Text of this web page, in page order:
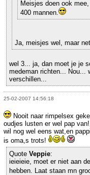
Meisjes doen ook
400 mannen.
Ja, meisjes wel, maar
wel 3... ja, dan moet je je
medeman richten... Nou...
verschillen...
25-02-2007 14:56:18
Nooit naar rimpelsex
oudjes lusten er wel pap
wil nog wel eens wat,en
is oma,s trots!
Quote Veppie:
ieieieie, moet er niet aan
hebben. Laat staan mn